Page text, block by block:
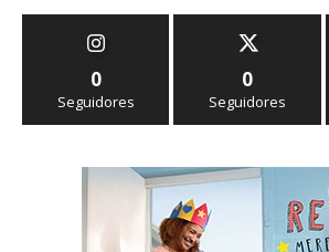
0
Seguidores
0
Seguidores